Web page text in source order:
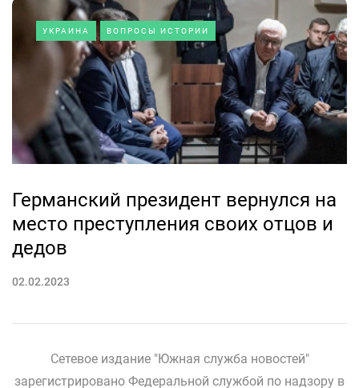
УКРАИНА ВОПРОСЫ ИСТОРИИ
Германский президент вернулся на
место преступления своих отцов и
дедов
02.02.2023
Сетевое издание "Южная служба новостей"
зарегистрировано Федеральной службой по надзору в